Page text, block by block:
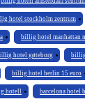
hotel stockholm zentrum
billig hotel manhattan
hotel gøteborg billig
billig hotel berlin 15 euro
hotell barcelona hotel